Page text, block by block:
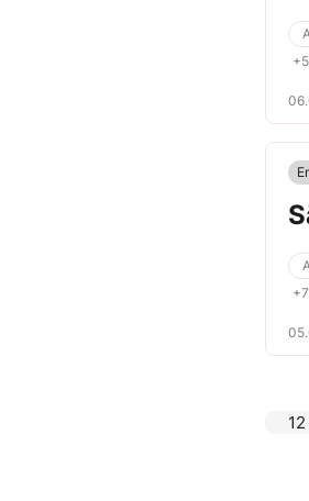
+5
+7